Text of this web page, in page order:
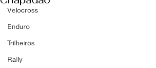
Velocross
Enduro
Trilheiros
Rally